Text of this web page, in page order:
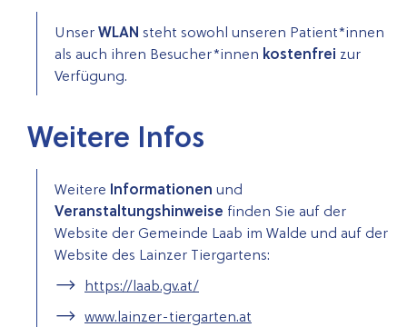
UnserWLAN steht sowohl unseren Patient*innen
als auch ihren Besucher*innen kostenfrei zur
Verfügung.
Weitere Infos
Weitere Informationen und
Veranstaltungshinweise finden Sie auf der
Website der Gemeinde Laab im Walde und auf der
Website des Lainzer Tiergartens:
https://laab.gv.at/
www.lainzer-tiergarten.at